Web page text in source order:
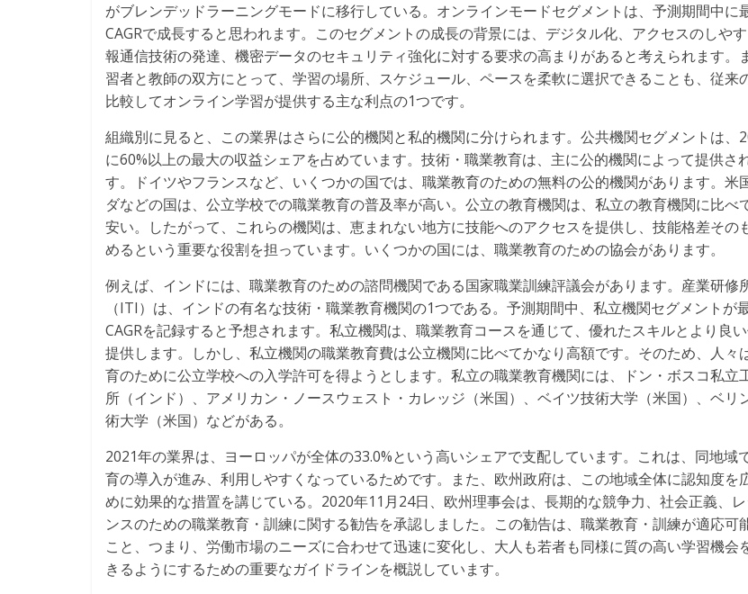
がブレンデッドラーニングモードに移行している。オンラインモードセグメントは、予測期間中に
CAGRで成長すると思われます。このセグメントの成長の背景には、デジタル化、アクセスのしや
報通信技術の発達、機密データのセキュリティ強化に対する要求の高まりがあると考えられます。
習者と教師の双方にとって、学習の場所、スケジュール、ペースを柔軟に選択できることも、従来
比較してオンライン学習が提供する主な利点の1つです。
組織別に見ると、この業界はさらに公的機関と私的機関に分けられます。公共機関セグメントは、
に60%以上の最大の収益シェアを占めています。技術・職業教育は、主に公的機関によって提供さ
す。ドイツやフランスなど、いくつかの国では、職業教育のための無料の公的機関があります。米
ダなどの国は、公立学校での職業教育の普及率が高い。公立の教育機関は、私立の教育機関に比べ
安い。したがって、これらの機関は、恵まれない地方に技能へのアクセスを提供し、技能格差その
めるという重要な役割を担っています。いくつかの国には、職業教育のための協会があります。
例えば、インドには、職業教育のための諮問機関である国家職業訓練評議会があります。産業研修
（ITI）は、インドの有名な技術・職業教育機関の1つである。予測期間中、私立機関セグメントが
CAGRを記録すると予想されます。私立機関は、職業教育コースを通じて、優れたスキルとより良
提供します。しかし、私立機関の職業教育費は公立機関に比べてかなり高額です。そのため、人々
育のために公立学校への入学許可を得ようとします。私立の職業教育機関には、ドン・ボスコ私立
所（インド）、アメリカン・ノースウェスト・カレッジ（米国）、ベイツ技術大学（米国）、ベリ
術大学（米国）などがある。
2021年の業界は、ヨーロッパが全体の33.0%という高いシェアで支配しています。これは、同地域
育の導入が進み、利用しやすくなっているためです。また、欧州政府は、この地域全体に認知度を
めに効果的な措置を講じている。2020年11月24日、欧州理事会は、長期的な競争力、社会正義、
ンスのための職業教育・訓練に関する勧告を承認しました。この勧告は、職業教育・訓練が適応可
こと、つまり、労働市場のニーズに合わせて迅速に変化し、大人も若者も同様に質の高い学習機会
きるようにするための重要なガイドラインを概説しています。